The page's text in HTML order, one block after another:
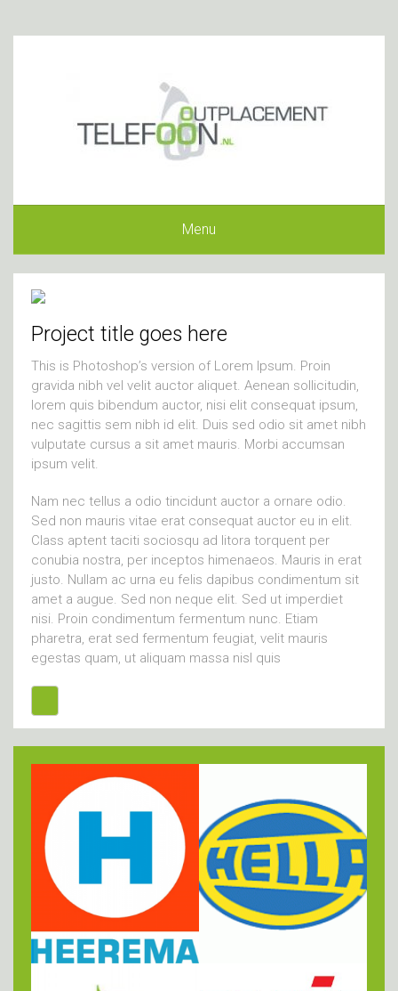
Menu
Project title goes here
This is Photoshop’s version of Lorem Ipsum. Proin
gravida nibh vel velit auctor aliquet. Aenean sollicitudin,
lorem quis bibendum auctor, nisi elit consequat ipsum,
nec sagittis sem nibh id elit. Duis sed odio sit amet nibh
vulputate cursus a sit amet mauris. Morbi accumsan
ipsum velit.
Nam nec tellus a odio tincidunt auctor a ornare odio.
Sed non mauris vitae erat consequat auctor eu in elit.
Class aptent taciti sociosqu ad litora torquent per
conubia nostra, per inceptos himenaeos. Mauris in erat
justo. Nullam ac urna eu felis dapibus condimentum sit
amet a augue. Sed non neque elit. Sed ut imperdiet
nisi. Proin condimentum fermentum nunc. Etiam
pharetra, erat sed fermentum feugiat, velit mauris
egestas quam, ut aliquam massa nisl quis